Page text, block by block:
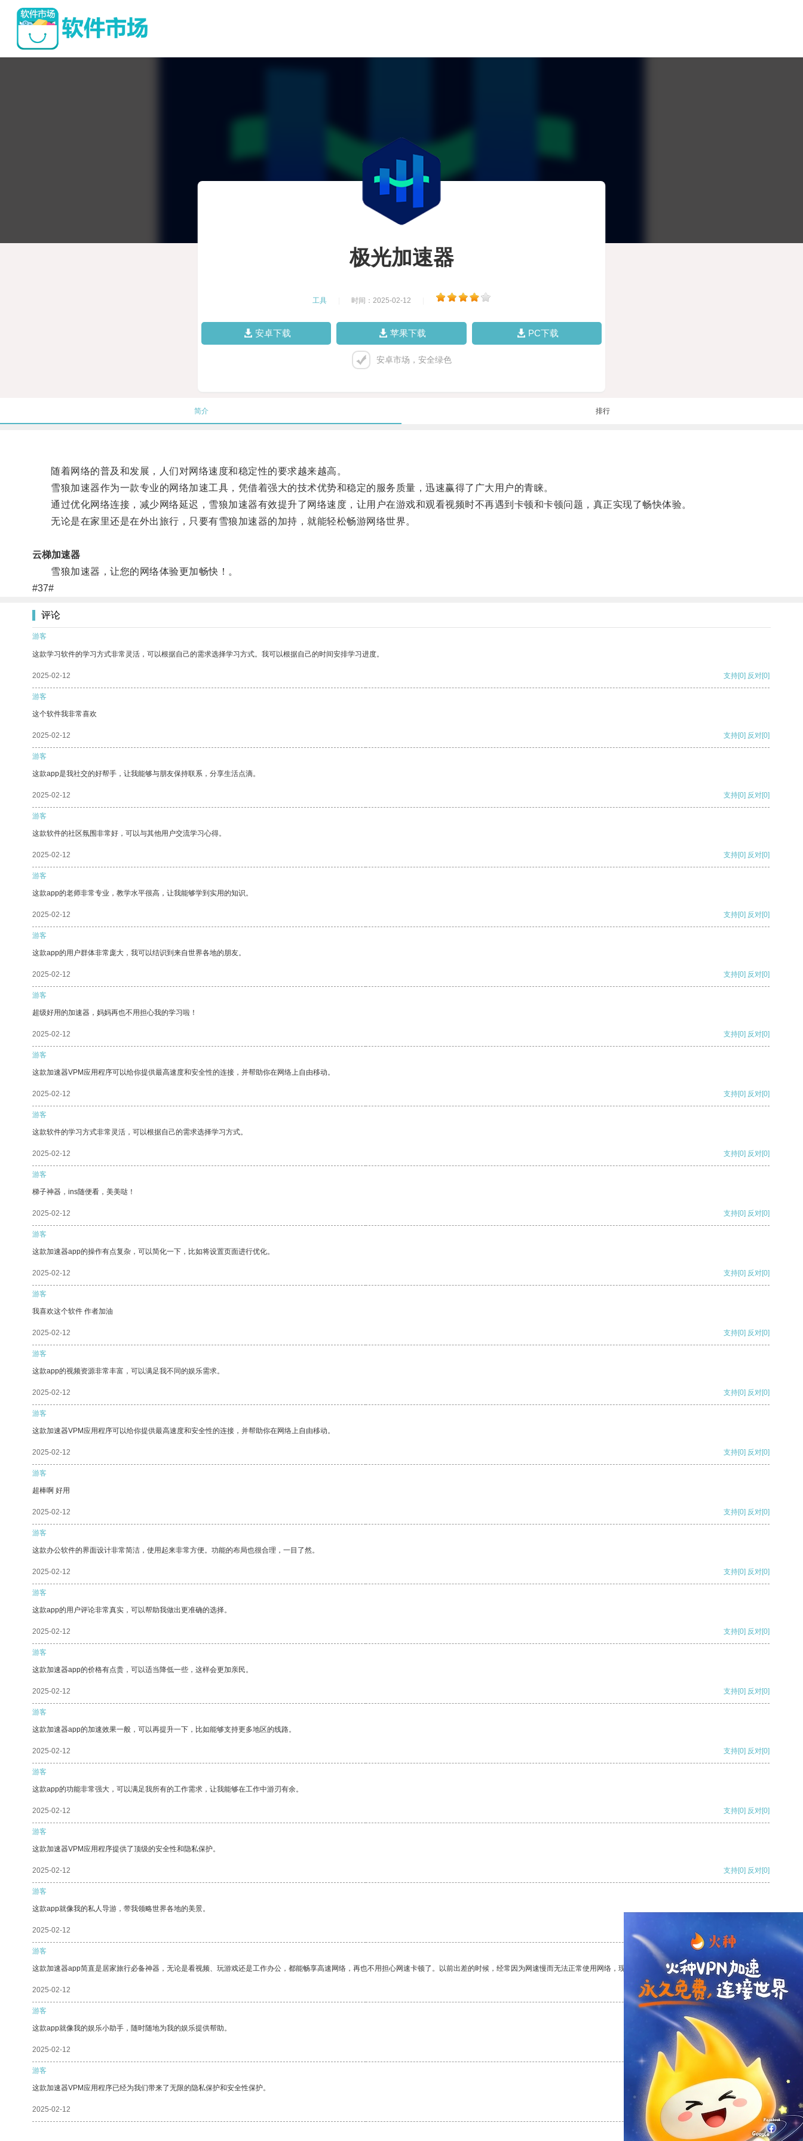
极光加速器
工具 时间：2025-02-12
安卓下载 苹果下载 PC下载
安卓市场，安全绿色
简介 排行
随着网络的普及和发展，人们对网络速度和稳定性的要求越来越高。
雪狼加速器作为一款专业的网络加速工具，凭借着强大的技术优势和稳定的服务质量，迅速赢得了广大用户的青睐。
通过优化网络连接，减少网络延迟，雪狼加速器有效提升了网络速度，让用户在游戏和观看视频时不再遇到卡顿和卡顿问题，真正实现了畅快体验。
无论是在家里还是在外出旅行，只要有雪狼加速器的加持，就能轻松畅游网络世界。
云梯加速器
雪狼加速器，让您的网络体验更加畅快！。
#37#
评论
游客
这款学习软件的学习方式非常灵活，可以根据自己的需求选择学习方式。我可以根据自己的时间安排学习进度。
2025-02-12 支持[0] 反对[0]
游客
这个软件我非常喜欢
2025-02-12 支持[0] 反对[0]
游客
这款app是我社交的好帮手，让我能够与朋友保持联系，分享生活点滴。
2025-02-12 支持[0] 反对[0]
游客
这款软件的社区氛围非常好，可以与其他用户交流学习心得。
2025-02-12 支持[0] 反对[0]
游客
这款app的老师非常专业，教学水平很高，让我能够学到实用的知识。
2025-02-12 支持[0] 反对[0]
游客
这款app的用户群体非常庞大，我可以结识到来自世界各地的朋友。
2025-02-12 支持[0] 反对[0]
游客
超级好用的加速器，妈妈再也不用担心我的学习啦！
2025-02-12 支持[0] 反对[0]
游客
这款加速器VPM应用程序可以给你提供最高速度和安全性的连接，并帮助你在网络上自由移动。
2025-02-12 支持[0] 反对[0]
游客
这款软件的学习方式非常灵活，可以根据自己的需求选择学习方式。
2025-02-12 支持[0] 反对[0]
游客
梯子神器，ins随便看，美美哒！
2025-02-12 支持[0] 反对[0]
游客
这款加速器app的操作有点复杂，可以简化一下，比如将设置页面进行优化。
2025-02-12 支持[0] 反对[0]
游客
我喜欢这个软件 作者加油
2025-02-12 支持[0] 反对[0]
游客
这款app的视频资源非常丰富，可以满足我不同的娱乐需求。
2025-02-12 支持[0] 反对[0]
游客
这款加速器VPM应用程序可以给你提供最高速度和安全性的连接，并帮助你在网络上自由移动。
2025-02-12 支持[0] 反对[0]
游客
超棒啊 好用
2025-02-12 支持[0] 反对[0]
游客
这款办公软件的界面设计非常简洁，使用起来非常方便。功能的布局也很合理，一目了然。
2025-02-12 支持[0] 反对[0]
游客
这款app的用户评论非常真实，可以帮助我做出更准确的选择。
2025-02-12 支持[0] 反对[0]
游客
这款加速器app的价格有点贵，可以适当降低一些，这样会更加亲民。
2025-02-12 支持[0] 反对[0]
游客
这款加速器app的加速效果一般，可以再提升一下，比如能够支持更多地区的线路。
2025-02-12 支持[0] 反对[0]
游客
这款app的功能非常强大，可以满足我所有的工作需求，让我能够在工作中游刃有余。
2025-02-12 支持[0] 反对[0]
游客
这款加速器VPM应用程序提供了顶级的安全性和隐私保护。
2025-02-12 支持[0] 反对[0]
游客
这款app就像我的私人导游，带我领略世界各地的美景。
2025-02-12
游客
这款加速器app简直是居家旅行必备神器，无论是看视频、玩游戏还是工作办公，都能畅享高速网络，再也不用担心网速卡顿了。以前出差的时候，经常因为网速慢而无法正常使用网络，现在有了这个app，我再也不用担心了。
2025-02-12 支持 [0] 反对[0]
游客
这款app就像我的娱乐小助手，随时随地为我的娱乐提供帮助。
2025-02-12 支持[0] 反对
游客
这款加速器VPM应用程序已经为我们带来了无限的隐私保护和安全性保护。
2025-02-12 支持[0] 反对[0]